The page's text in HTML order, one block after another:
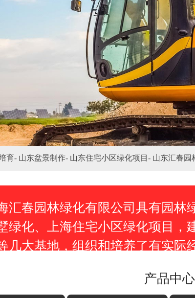
育- 山东盆景制作- 山东住宅小区绿化项目- 山东汇春园
汇春园林绿化有限公司具有园林
绿化、上海住宅小区绿化项目，
几大基地，组织和培养了有实际
产品中心